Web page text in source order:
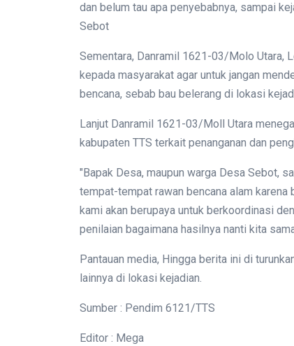
dan belum tau apa penyebabnya, sampai
Sebot
Sementara, Danramil 1621-03/Molo Utara,
kepada masyarakat agar untuk jangan
bencana, sebab bau belerang di lokasi
Lanjut Danramil 1621-03/Moll Utara
kabupaten TTS terkait penanganan dan
"Bapak Desa, maupun warga Desa Sebot,
tempat-tempat rawan bencana alam karena
kami akan berupaya untuk berkoordinasi
penilaian bagaimana hasilnya nanti kita
Pantauan media, Hingga berita ini di
lainnya di lokasi kejadian.
Sumber : Pendim 6121/TTS
Editor : Mega